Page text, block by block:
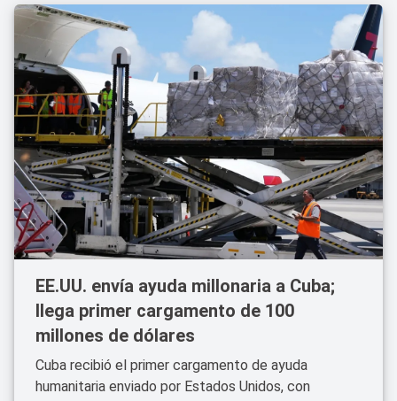
EE.UU. envía ayuda millonaria a Cuba;
llega primer cargamento de 100
millones de dólares
Cuba recibió el primer cargamento de ayuda
humanitaria enviado por Estados Unidos, con